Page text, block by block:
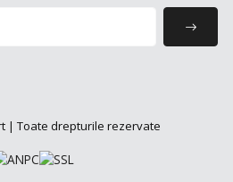
| Toate drepturile rezervate